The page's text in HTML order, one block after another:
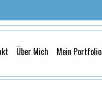
Über Mich Mein Portfolio